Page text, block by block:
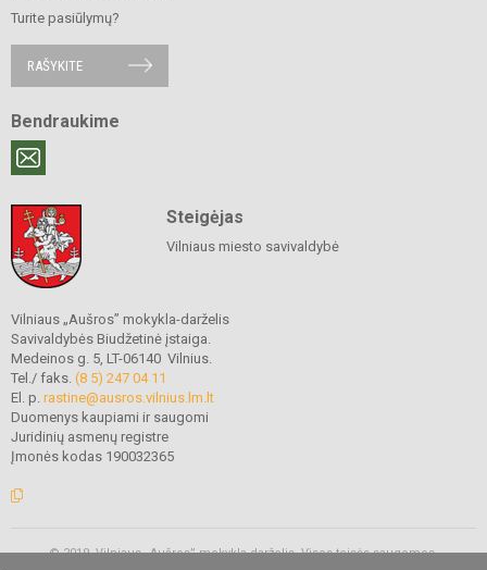
Turite pasiūlymų?
RAŠYKITE
Bendraukime
Steigėjas
Vilniaus miesto savivaldybė
Vilniaus „Aušros” mokykla-darželis
Savivaldybės Biudžetinė įstaiga.
Medeinos g. 5, LT-06140 Vilnius.
Tel./ faks. (8 5) 247 04 11
El. p. rastine@ausros.vilnius.lm.lt
Duomenys kaupiami ir saugomi
Juridinių asmenų registre
Įmonės kodas 190032365
© 2019. Vilniaus „Aušros” mokykla-darželis. Visos teisės saugomos.